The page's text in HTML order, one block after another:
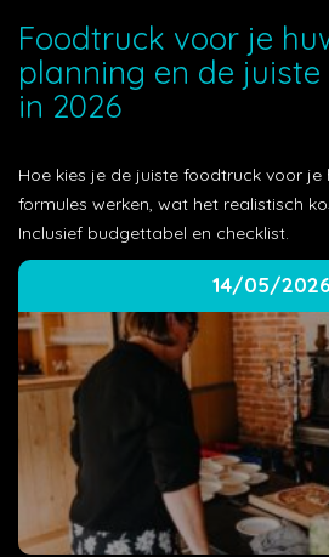
Foodtruck voor je
planning en de juiste
in 2026
Hoe kies je de juiste foodtruck voor je
formules werken, wat het realistisch
Inclusief budgettabel en checklist.
14/05/2026